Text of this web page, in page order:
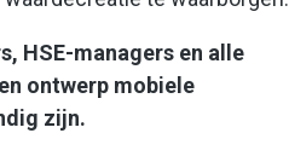
HSE-managers en alle
ontwerp mobiele
zijn.